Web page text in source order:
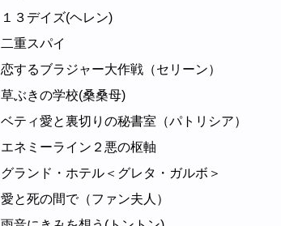
１３デイズ(ヘレン)
二重スパイ
恋するブラジャー大作戦（セリーン）
草ぶきの学校(桑桑母)
ベティ愛と裏切りの秘書室（パトリシア）
エネミーライン２悪の枢軸
グランド・ホテル＜グレタ・ガルボ＞
愛と死の間で（ファン夫人）